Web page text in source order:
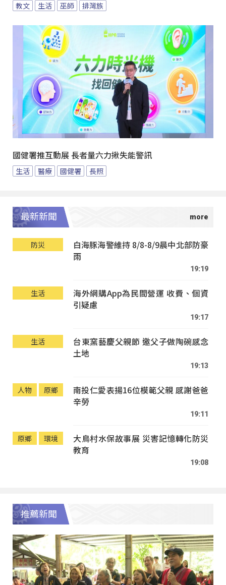
教文 生活 巫師 排灣族
國健署推互動展 長者量六力揪失能警訊
生活 醫療 國健署 長照
最新新聞
防災
白海豚海警維持 8/8-8/9晨中北部防豪
雨
19:19
生活
海外網購App為民間營運 收費、個資
引疑慮
19:17
生活
台東窯藝慶父親節 邀父子做陶碗感念
土地
19:13
人物 原鄉
南投仁愛表揚16位模範父親 感謝爸爸
辛勞
19:11
原鄉 環境
大鳥村水保故事展 災害記憶轉化防災
教育
19:08
推薦新聞